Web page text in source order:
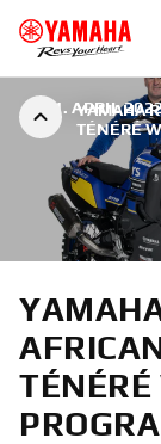
YAMAHA
TÉNÉRÉ
11. APRIL